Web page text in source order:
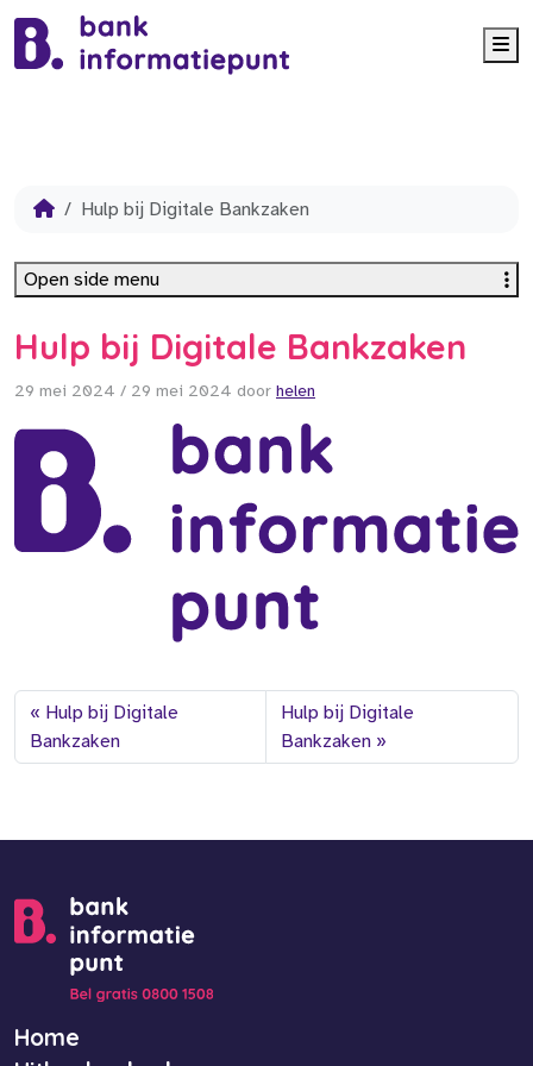
Hulp bij Digitale Bankzaken
Hulp bij Digitale Bankzaken
29 mei 2024 / 29 mei 2024 door helen
Hulp bij Digitale
Bankzaken
Hulp bij Digitale
Bankzaken
Open side menu
Home